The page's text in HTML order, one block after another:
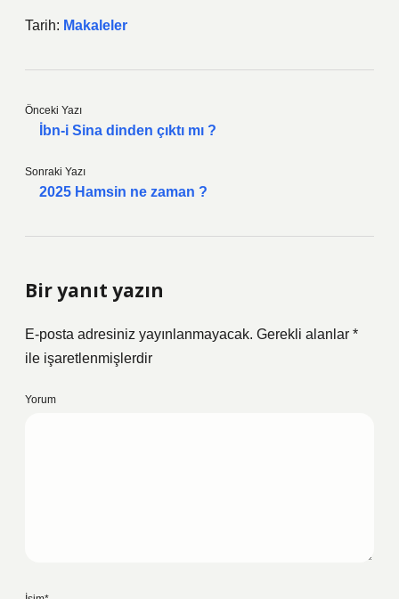
Tarih: Makaleler
Önceki Yazı
İbn-i Sina dinden çıktı mı ?
Sonraki Yazı
2025 Hamsin ne zaman ?
Bir yanıt yazın
E-posta adresiniz yayınlanmayacak. Gerekli alanlar *
ile işaretlenmişlerdir
Yorum